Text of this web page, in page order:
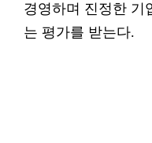
경영하며 진정한 기
는 평가를 받는다.